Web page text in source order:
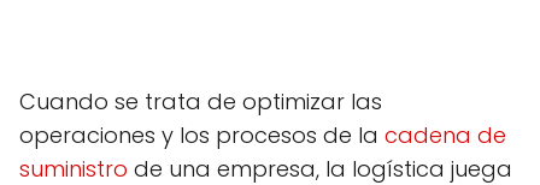
Cuando se trata de optimizar las
operaciones y los procesos de la cadena de
suministro de una empresa, la logística juega